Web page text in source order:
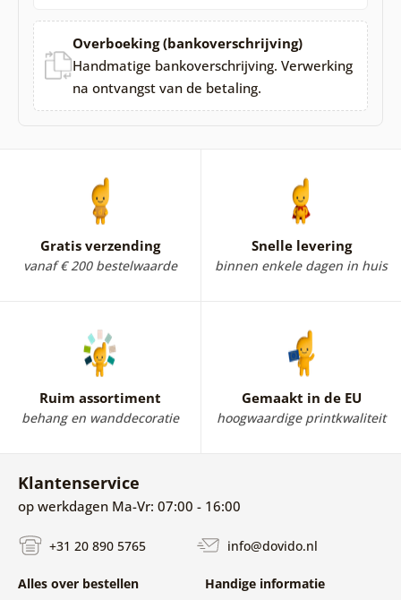
Overboeking (bankoverschrijving)
Handmatige bankoverschrijving. Verwerking
na ontvangst van de betaling.
Gratis verzending
vanaf € 200 bestelwaarde
Snelle levering
binnen enkele dagen in huis
Ruim assortiment
behang en wanddecoratie
Gemaakt in de EU
hoogwaardige printkwaliteit
Klantenservice
op werkdagen Ma-Vr: 07:00 - 16:00
+31 20 890 5765 info@dovido.nl
Alles over bestellen Handige informatie